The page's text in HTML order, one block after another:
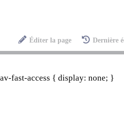
Éditer la page Dernière
fast-access { display: none; }